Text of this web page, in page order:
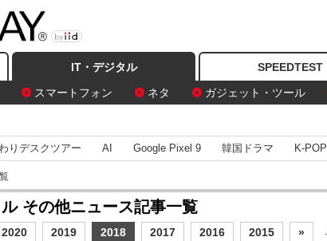
IT・デジタル
スマートフォン
ネタ ガジェット・ツール
SPEEDTEST
りデスクツアー AI Google Pixel 9 韓国ドラマ K-POP
その他ニュース記事一覧
2020 2019 2018 2017 2016 2015 »